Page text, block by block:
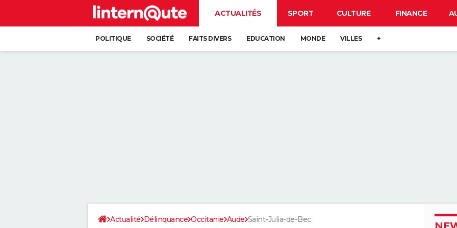
ACTUALITÉS SPORT CULTURE FINANCE
POLITIQUE SOCIÉTÉ FAITS DIVERS EDUCATION MONDE VILLES +
Actualité Délinquance Occitanie Aude Saint-Julia-de-Bec